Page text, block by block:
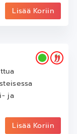
Lisää Koriin
ja
Lisää Koriin